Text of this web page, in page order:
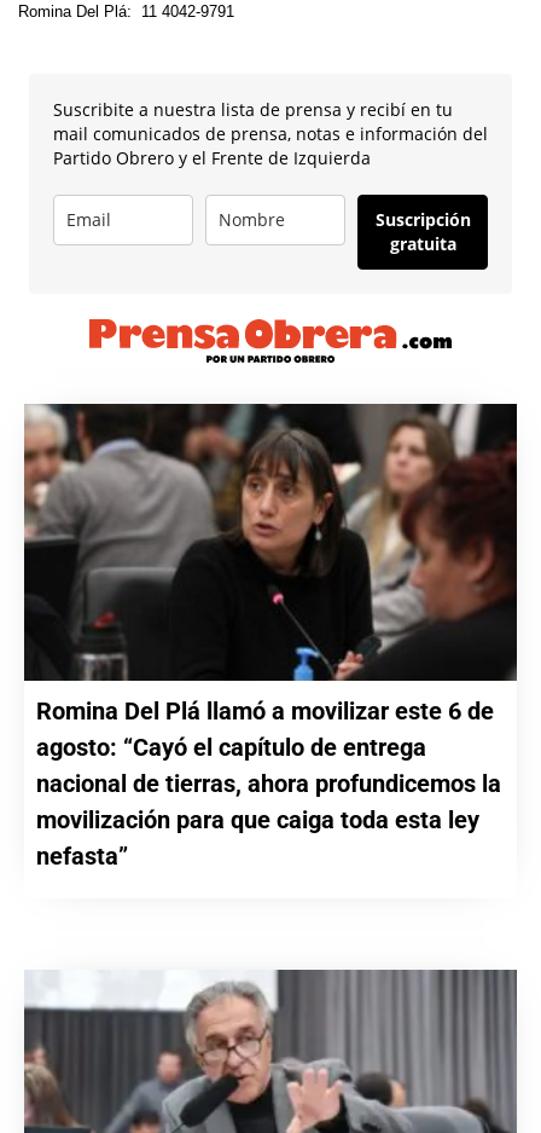
Romina Del Plá: 11 4042-9791
Suscribite a nuestra lista de prensa y recibí en tu
mail comunicados de prensa, notas e información del
Partido Obrero y el Frente de Izquierda
Suscripción
gratuita
Romina Del Plá llamó a movilizar este 6 de
agosto: “Cayó el capítulo de entrega
nacional de tierras, ahora profundicemos la
movilización para que caiga toda esta ley
nefasta”